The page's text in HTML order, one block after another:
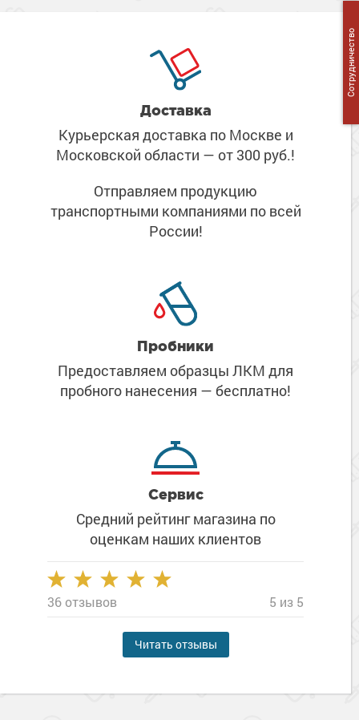
Доставка
Курьерская доставка по Москве и
Московской области — от 300 руб.!
Отправляем продукцию
транспортными компаниями по всей
России!
Пробники
Предоставляем образцы ЛКМ для
пробного нанесения — бесплатно!
Сервис
Средний рейтинг магазина по
оценкам наших клиентов
36 отзывов 5 из 5
Читать отзывы
Сотрудничество